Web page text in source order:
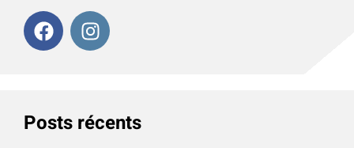
Posts récents